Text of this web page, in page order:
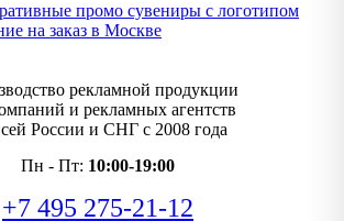
рекламной продукции
и рекламных агентств
России и СНГ с 2008 года
Пн - Пт: 10:00-19:00
+7 495 275-21-12